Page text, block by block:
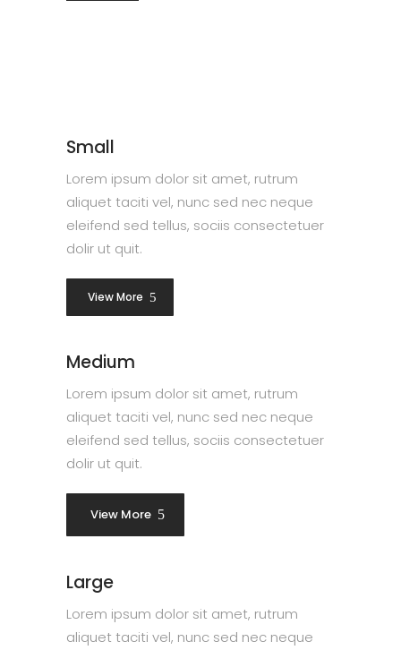
Small
Lorem ipsum dolor sit amet, rutrum
aliquet taciti vel, nunc sed nec neque
eleifend sed tellus, sociis consectetuer
dolir ut quit.
View More
Medium
Lorem ipsum dolor sit amet, rutrum
aliquet taciti vel, nunc sed nec neque
eleifend sed tellus, sociis consectetuer
dolir ut quit.
View More
Large
Lorem ipsum dolor sit amet, rutrum
aliquet taciti vel, nunc sed nec neque